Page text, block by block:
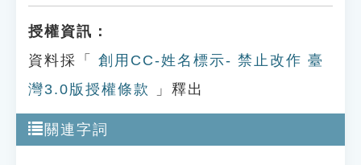
授權資訊：
資料採「
創用CC-姓名標示- 禁止改作 臺
灣3.0版授權條款
」釋出
關連字詞